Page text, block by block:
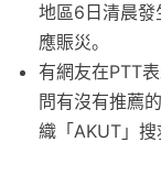
地區6日清晨發
應賑災。
有網友在PTT
問有沒有推薦
織「AKUT」搜